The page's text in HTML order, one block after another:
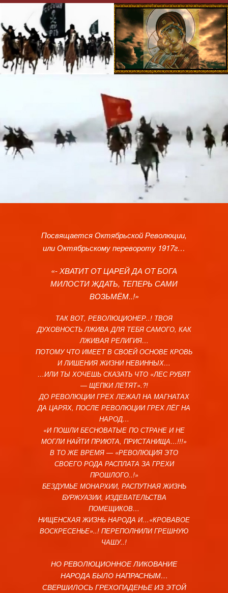
Посвящается Октябрьской Революции,
или Октябрьскому перевороту 1917г…
«- ХВАТИТ ОТ ЦАРЕЙ ДА ОТ БОГА
МИЛОСТИ ЖДАТЬ, ТЕПЕРЬ САМИ
ВОЗЬМЁМ..!»
ТАК ВОТ, РЕВОЛЮЦИОНЕР..! ТВОЯ
ДУХОВНОСТЬ ЛЖИВА ДЛЯ ТЕБЯ САМОГО, КАК
ЛЖИВАЯ РЕЛИГИЯ…
ПОТОМУ ЧТО ИМЕЕТ В СВОЕЙ ОСНОВЕ КРОВЬ
И ЛИШЕНИЯ ЖИЗНИ НЕВИННЫХ…
…ИЛИ ТЫ ХОЧЕШЬ СКАЗАТЬ ЧТО «ЛЕС РУБЯТ
— ЩЕПКИ ЛЕТЯТ».?!
ДО РЕВОЛЮЦИИ ГРЕХ ЛЕЖАЛ НА МАГНАТАХ
ДА ЦАРЯХ, ПОСЛЕ РЕВОЛЮЦИИ ГРЕХ ЛЁГ НА
НАРОД…
«И ПОШЛИ БЕСНОВАТЫЕ ПО СТРАНЕ И НЕ
МОГЛИ НАЙТИ ПРИЮТА, ПРИСТАНИЩА…!!!»
В ТО ЖЕ ВРЕМЯ — «РЕВОЛЮЦИЯ ЭТО
СВОЕГО РОДА РАСПЛАТА ЗА ГРЕХИ
ПРОШЛОГО..!»
БЕЗДУМЬЕ МОНАРХИИ, РАСПУТНАЯ ЖИЗНЬ
БУРЖУАЗИИ, ИЗДЕВАТЕЛЬСТВА
ПОМЕЩИКОВ…
НИЩЕНСКАЯ ЖИЗНЬ НАРОДА И…«КРОВАВОЕ
ВОСКРЕСЕНЬЕ»..! ПЕРЕПОЛНИЛИ ГРЕШНУЮ
ЧАШУ..!
НО РЕВОЛЮЦИОННОЕ ЛИКОВАНИЕ
НАРОДА БЫЛО НАПРАСНЫМ…
СВЕРШИЛОСЬ ГРЕХОПАДЕНЬЕ ИЗ ЭТОЙ